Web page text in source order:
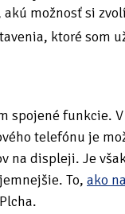
možnosť si
ktoré som
spojené funkcie.
telefónu je
na displeji. Je
To, ako